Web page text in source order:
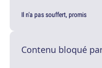
Il n'a pas souffert, promis
Contenu bloqué